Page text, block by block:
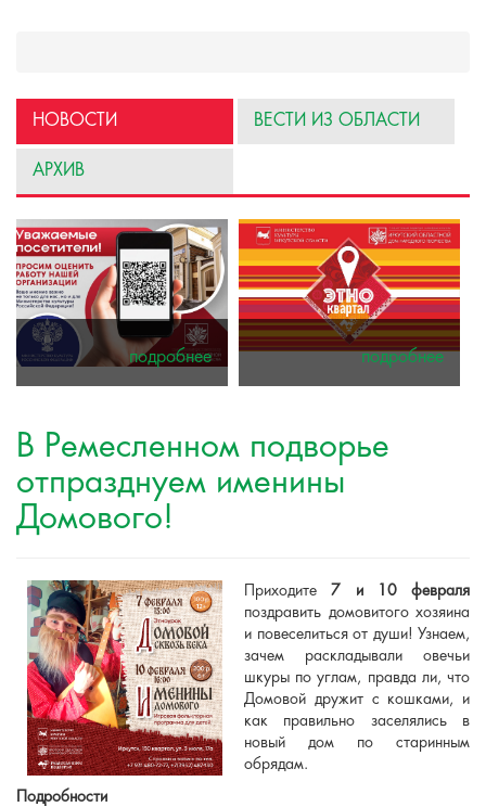
НОВОСТИ ВЕСТИ ИЗ ОБЛАСТИ
АРХИВ
подробнее подробнее
В Ремесленном подворье
отпразднуем именины
Домового!
Приходите7 и 10 февраля
поздравить домовитого хозяина
и повеселиться от души! Узнаем,
зачем раскладывали овечьи
шкуры по углам, правда ли, что
Домовой дружит с кошками, и
как правильно заселялись в
новый дом по старинным
обрядам.
Подробности